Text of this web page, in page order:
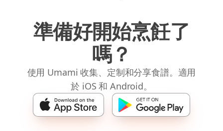
準備好開始烹飪了
嗎？
使用 Umami 收集、定制和分享食譜。適用
於 iOS 和 Android。